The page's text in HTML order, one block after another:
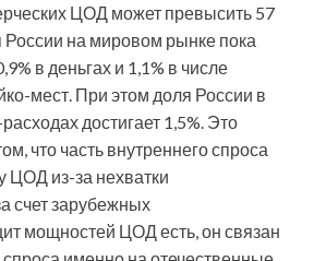
ЦОД может превысить 57
на мировом рынке пока
в деньгах и 1,1% в числе
мест. При этом доля России в
достигает 1,5%. Это
что часть внутреннего спроса
ЦОД из-за нехватки
счет зарубежных
мощностей ЦОД есть, он связан